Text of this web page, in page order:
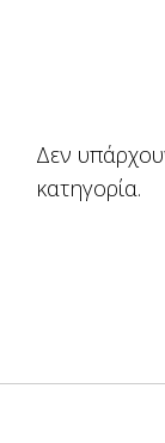
Δεν
κατηγορία.